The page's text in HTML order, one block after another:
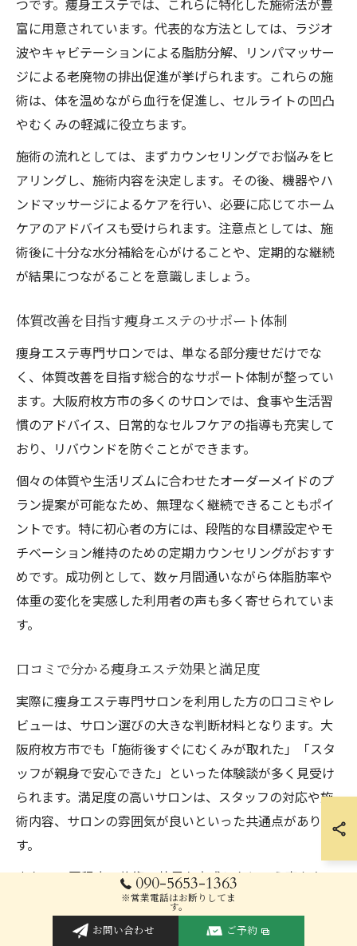
つです。痩身エステでは、これらに特化した施術法が豊
富に用意されています。代表的な方法としては、ラジオ
波やキャビテーションによる脂肪分解、リンパマッサー
ジによる老廃物の排出促進が挙げられます。これらの施
術は、体を温めながら血行を促進し、セルライトの凹凸
やむくみの軽減に役立ちます。
施術の流れとしては、まずカウンセリングでお悩みをヒ
アリングし、施術内容を決定します。その後、機器やハ
ンドマッサージによるケアを行い、必要に応じてホーム
ケアのアドバイスも受けられます。注意点としては、施
術後に十分な水分補給を心がけることや、定期的な継続
が結果につながることを意識しましょう。
体質改善を目指す痩身エステのサポート体制
痩身エステ専門サロンでは、単なる部分痩せだけでな
く、体質改善を目指す総合的なサポート体制が整ってい
ます。大阪府枚方市の多くのサロンでは、食事や生活習
慣のアドバイス、日常的なセルフケアの指導も充実して
おり、リバウンドを防ぐことができます。
個々の体質や生活リズムに合わせたオーダーメイドのプ
ラン提案が可能なため、無理なく継続できることもポイ
ントです。特に初心者の方には、段階的な目標設定やモ
チベーション維持のための定期カウンセリングがおすす
めです。成功例として、数ヶ月間通いながら体脂肪率や
体重の変化を実感した利用者の声も多く寄せられていま
す。
口コミで分かる痩身エステ効果と満足度
実際に痩身エステ専門サロンを利用した方の口コミやレ
ビューは、サロン選びの大きな判断材料となります。大
阪府枚方市でも「施術後すぐにむくみが取れた」「スタ
ッフが親身で安心できた」といった体験談が多く見受け
られます。満足度の高いサロンは、スタッフの対応や施
術内容、サロンの雰囲気が良いといった共通点がありま
す。
また、10回程度の施術で効果を実感したという声もあ
り、継続の重要性がうかがえます。口コミを参考にする
際は、個人差があることや、体質や目標に合わせたプラ
090-5653-1363
※営業電話はお断りしてま
す。
お問い合わせ ご予約